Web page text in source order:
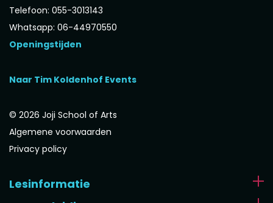
Telefoon: 055-3013143
Whatsapp: 06-44970550
Openingstijden
Naar Tim Koldenhof Events
© 2026 Joji School of Arts
Algemene voorwaarden
Privacy policy
Lesinformatie